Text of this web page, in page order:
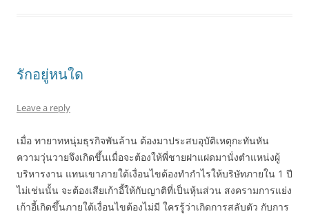
รักอยู่หนใด
Leave a reply
เมื่อ ทายาทหนุ่มธุรกิจพันล้าน ต้องมาประสบอุบัติเหตุกะทันหัน
ความวุ่นวายจึงเกิดขึ้นเมื่อจะต้องให้พี่ชายฝาแฝดมานั่งตำแหน่งผู้
บริหารงาน แทนเขาภายใต้เงื่อนไขต้องทำกำไรให้บริษัทภายใน 1 ปี
ไม่เช่นนั้น จะต้องเสียเก้าอี้ให้กับญาติที่เป็นหุ้นส่วน สงครามการแย่ง
เก้าอี้เกิดขึ้นภายใต้เงื่อนไขต้องไม่มี ใครรู้ว่าเกิดการสลับตัว กับการ